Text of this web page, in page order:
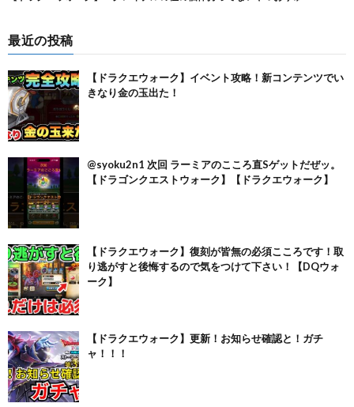
最近の投稿
【ドラクエウォーク】イベント攻略！新コンテンツでい
きなり金の玉出た！
@syoku2n1 次回 ラーミアのこころ直Sゲットだぜッ。
【ドラゴンクエストウォーク】【ドラクエウォーク】
【ドラクエウォーク】復刻が皆無の必須こころです！取
り逃がすと後悔するので気をつけて下さい！【DQウォ
ーク】
【ドラクエウォーク】更新！お知らせ確認と！ガチ
ャ！！！